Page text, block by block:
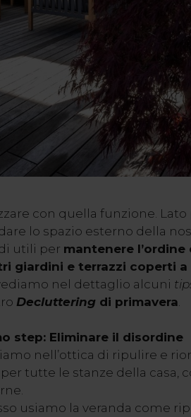
con quella funzione.
lo spazio esterno della
utili per mantenere
giardini e terrazzi coperti
nel dettaglio alcuni
Declutteringdi primavera
step: Eliminare il disordine
nell’ottica di ripulire e
tutte le stanze della casa,
usiamo la veranda come